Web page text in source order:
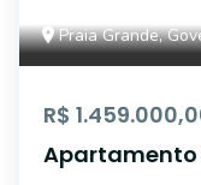
Praia Grande,
R$
Apartamento